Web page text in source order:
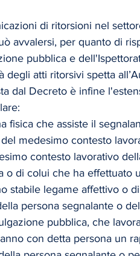
di ritorsioni nel
avvalersi, per quanto di
pubblica e
degli atti ritorsivi spetta
dal Decreto è infine
fisica che assiste il
medesimo contesto
contesto lavorativo
o di colui che ha effettuato
stabile legame affettivo o
persona segnalante o
pubblica, che
con detta persona un